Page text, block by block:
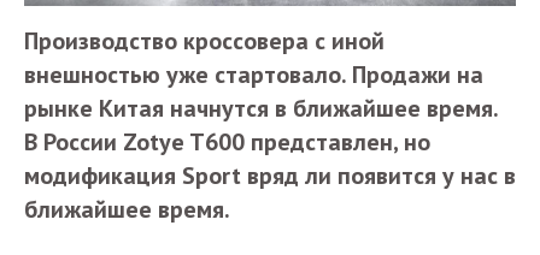
Производство кроссовера с иной
внешностью уже стартовало. Продажи на
рынке Китая начнутся в ближайшее время.
В России Zotye T600 представлен, но
модификация Sport вряд ли появится у нас в
ближайшее время.